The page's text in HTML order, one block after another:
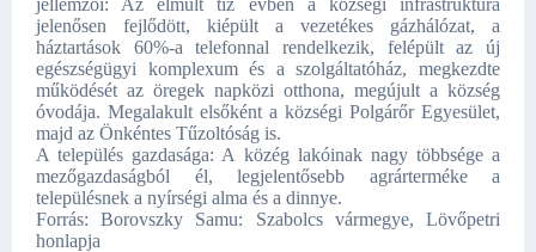
jellemzői: Az elmúlt tíz évben a községi infrastruktúra
jelenősen fejlődött, kiépült a vezetékes gázhálózat, a
háztartások 60%-a telefonnal rendelkezik, felépült az új
egészségügyi komplexum és a szolgáltatóház, megkezdte
működését az öregek napközi otthona, megújult a község
óvodája. Megalakult elsőként a községi Polgárőr Egyesület,
majd az Önkéntes Tűzoltóság is.
A település gazdasága: A közég lakóinak nagy többsége a
mezőgazdaságból él, legjelentősebb agrárterméke a
településnek a nyírségi alma és a dinnye.
Forrás: Borovszky Samu: Szabolcs vármegye, Lövőpetri
honlapja